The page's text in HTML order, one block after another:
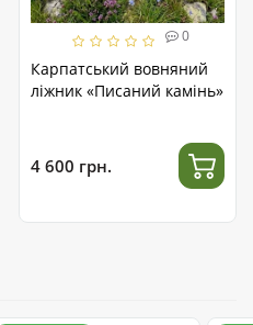
0
Карпатський вовняний
ліжник «Писаний камінь»
4 600 грн.